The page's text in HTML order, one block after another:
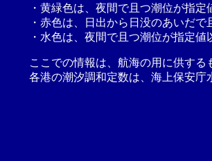
・黄緑色は、夜間で且つ潮位が指定
・赤色は、日出から日没のあいだ
・水色は、夜間で且つ潮位が指定値
ここでの情報は、航海の用に供す
各港の潮汐調和定数は、海上保安